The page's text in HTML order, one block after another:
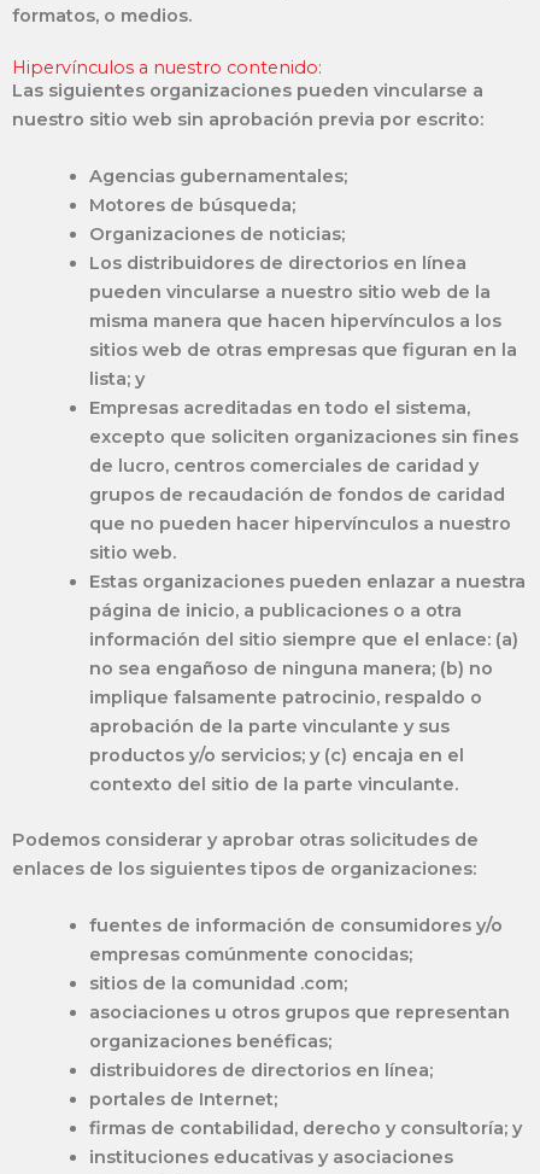
formatos, o medios.
Hipervínculos a nuestro contenido:
Las siguientes organizaciones pueden vincularse a
nuestro sitio web sin aprobación previa por escrito:
Agencias gubernamentales;
Motores de búsqueda;
Organizaciones de noticias;
Los distribuidores de directorios en línea
pueden vincularse a nuestro sitio web de la
misma manera que hacen hipervínculos a los
sitios web de otras empresas que figuran en la
lista; y
Empresas acreditadas en todo el sistema,
excepto que soliciten organizaciones sin fines
de lucro, centros comerciales de caridad y
grupos de recaudación de fondos de caridad
que no pueden hacer hipervínculos a nuestro
sitio web.
Estas organizaciones pueden enlazar a nuestra
página de inicio, a publicaciones o a otra
información del sitio siempre que el enlace: (a)
no sea engañoso de ninguna manera; (b) no
implique falsamente patrocinio, respaldo o
aprobación de la parte vinculante y sus
productos y/o servicios; y (c) encaja en el
contexto del sitio de la parte vinculante.
Podemos considerar y aprobar otras solicitudes de
enlaces de los siguientes tipos de organizaciones:
fuentes de información de consumidores y/o
empresas comúnmente conocidas;
sitios de la comunidad .com;
asociaciones u otros grupos que representan
organizaciones benéficas;
distribuidores de directorios en línea;
portales de Internet;
firmas de contabilidad, derecho y consultoría; y
instituciones educativas y asociaciones